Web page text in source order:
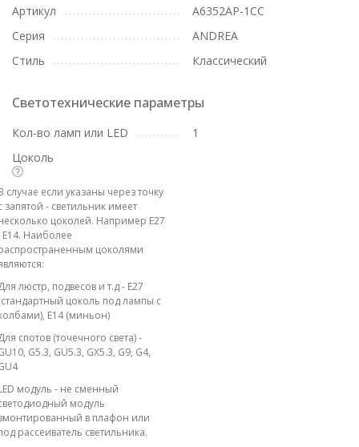
Артикул
A6352AP-1CC
Серия
ANDREA
Стиль
Классический
Светотехнические параметры
Кол-во ламп или LED
1
Цоколь
случае если указаны через точку
запятой - светильник имеет
цоколей. Например E27
E14. Наиболее
цоколями
люстр, подвесов и т.д - E27
цоколь под лампы с
E14 (миньон)
спотов (точечного света) -
G5.3, GU5.3, GX5.3, G9, G4,
модуль - не сменный
модуль
в плафон или
рассеиватель светильника.